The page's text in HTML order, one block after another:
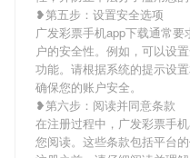
❥第五步：设置安全选项
广发彩票手机app下载通常
户的安全性。例如，可以设
功能。请根据系统的提示设
确保您的账户安全。
❥第六步：阅读并同意条款
在注册过程中，广发彩票手
您阅读。这些条款包括平台